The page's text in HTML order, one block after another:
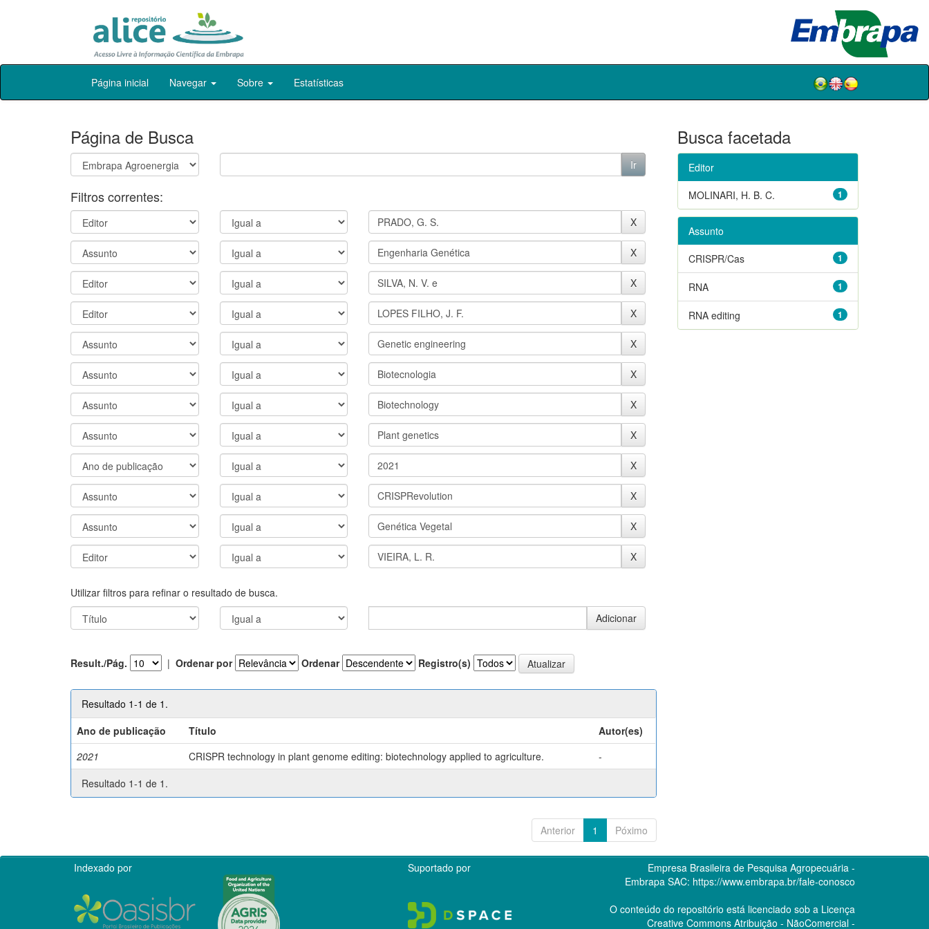
Skip
Página inicial Navegar Sobre Estatísticas
Página de Busca
Filtros correntes:
Utilizar filtros para refinar o resultado de busca.
Result./Pág. | Ordenar por Ordenar Registro(s)
Resultado 1-1 de 1.
Ano de publicação
Título
Autor(es)
2021
CRISPR technology in plant genome editing: biotechnology applied to agriculture.
-
Resultado 1-1 de 1.
Anterior 1 Póximo
Busca facetada
Editor
1
MOLINARI, H. B. C.
Assunto
1
CRISPR/Cas
1
RNA
1
RNA editing
Indexado por Suportado por
Empresa Brasileira de Pesquisa Agropecuária -
Embrapa SAC: https://www.embrapa.br/fale-conosco
O conteúdo do repositório está licenciado sob a Licença
Creative CommonsAtribuição - NãoComercial -